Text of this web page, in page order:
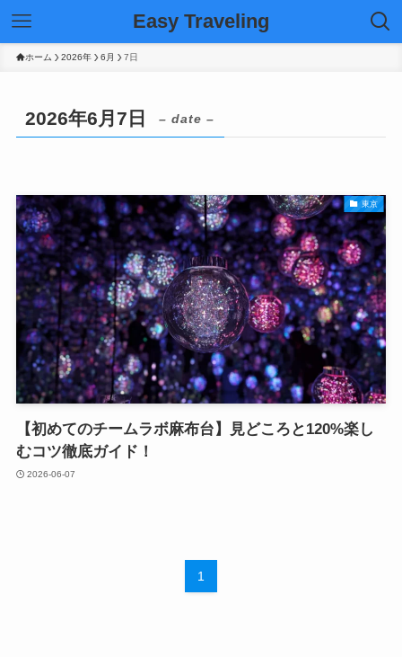
Easy Traveling
ホーム 2026年 6月 7日
2026年6月7日 – date –
東京
【初めてのチームラボ麻布台】見どころと120%楽し
むコツ徹底ガイド！
2026-06-07
1